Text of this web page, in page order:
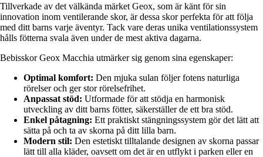
Tillverkade av det välkända märket Geox, som är känt för sin
innovation inom ventilerande skor, är dessa skor perfekta för att följa
med ditt barns varje äventyr. Tack vare deras unika ventilationssystem
hålls fötterna svala även under de mest aktiva dagarna.
Bebisskor Geox Macchia utmärker sig genom sina egenskaper:
Optimal komfort: Den mjuka sulan följer fotens naturliga
rörelser och ger stor rörelsefrihet.
Anpassat stöd: Utformade för att stödja en harmonisk
utveckling av ditt barns fötter, säkerställer de ett bra stöd.
Enkel påtagning: Ett praktiskt stängningssystem gör det lätt att
sätta på och ta av skorna på ditt lilla barn.
Modern stil: Den estetiskt tilltalande designen av skorna passar
lätt till alla kläder, oavsett om det är en utflykt i parken eller en